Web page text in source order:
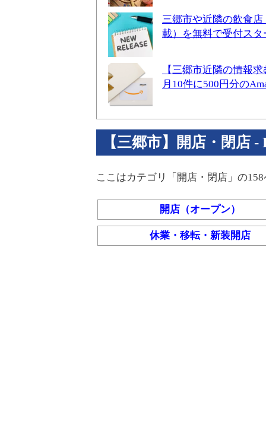
三郷市や近隣の飲食
載）を無料で受付スタ
【三郷市近隣の情報
月10件に500円分の
【三郷市】開店・閉店 -
ここはカテゴリ「開店・閉店」の158
開店（オープン）
休業・移転・新装開店